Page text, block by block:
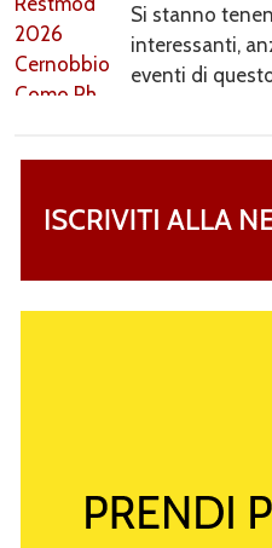
Si stanno
interessanti,
eventi di